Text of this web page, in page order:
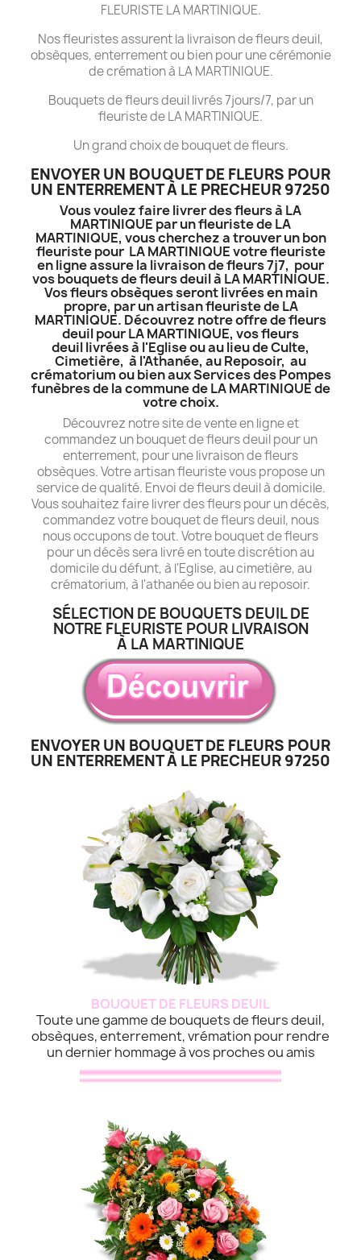
FLEURISTE LA MARTINIQUE.
Nos fleuristes assurent la livraison de fleurs deuil,
obsèques, enterrement ou bien pour une cérémonie
de crémation à LA MARTINIQUE.
Bouquets de fleurs deuil livrés 7jours/7, par un
fleuriste de LA MARTINIQUE.
Un grand choix de bouquet de fleurs.
ENVOYER UN BOUQUET DE FLEURS POUR
UN ENTERREMENT À LE PRECHEUR 97250
Vous voulez faire livrer des fleurs à LA
MARTINIQUE par un fleuriste de LA
MARTINIQUE, vous cherchez a trouver un bon
fleuriste pour LA MARTINIQUE votre fleuriste
en ligne assure la livraison de fleurs 7j7, pour
vos bouquets de fleurs deuil à LA MARTINIQUE.
Vos fleurs obsèques seront livrées en main
propre, par un artisan fleuriste de LA
MARTINIQUE. Découvrez notre offre de fleurs
deuil pour LA MARTINIQUE, vos fleurs
deuil livrées à l'Eglise ou au lieu de Culte,
Cimetière, à l'Athanée, au Reposoir, au
crématorium ou bien aux Services des Pompes
funèbres de la commune de LA MARTINIQUE de
votre choix.
Découvrez notre site de vente en ligne et
commandez un bouquet de fleurs deuil pour un
enterrement, pour une livraison de fleurs
obsèques. Votre artisan fleuriste vous propose un
service de qualité. Envoi de fleurs deuil à domicile.
Vous souhaitez faire livrer des fleurs pour un décès,
commandez votre bouquet de fleurs deuil, nous
nous occupons de tout. Votre bouquet de fleurs
pour un décès sera livré en toute discrétion au
domicile du défunt, à l'Eglise, au cimetière, au
crématorium, à l'athanée ou bien au reposoir.
SÉLECTION DE BOUQUETS DEUIL DE
NOTRE FLEURISTE POUR LIVRAISON
À LA MARTINIQUE
ENVOYER UN BOUQUET DE FLEURS POUR
UN ENTERREMENT À LE PRECHEUR 97250
BOUQUET DE FLEURS DEUIL
Toute une gamme de bouquets de fleurs deuil,
obsèques, enterrement, vrémation pour rendre
un dernier hommage à vos proches ou amis